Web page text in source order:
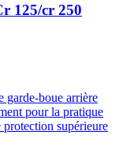
125/cr 250
garde-boue arrière
pour la pratique
supérieure